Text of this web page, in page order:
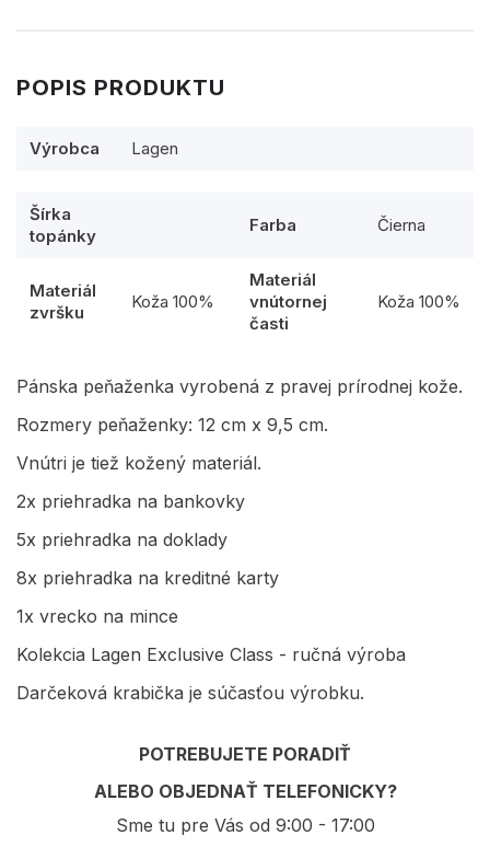
POPIS PRODUKTU
Výrobca Lagen
Šírka
topánky
Farba Čierna
Materiál
zvršku
Koža 100%
Materiál
vnútornej
časti
Koža 100%
Pánska peňaženka vyrobená z pravej prírodnej kože.
Rozmery peňaženky: 12 cm x 9,5 cm.
Vnútri je tiež kožený materiál.
2x priehradka na bankovky
5x priehradka na doklady
8x priehradka na kreditné karty
1x vrecko na mince
Kolekcia Lagen Exclusive Class - ručná výroba
Darčeková krabička je súčasťou výrobku.
POTREBUJETE PORADIŤ
ALEBO OBJEDNAŤ TELEFONICKY?
Sme tu pre Vás od 9:00 - 17:00